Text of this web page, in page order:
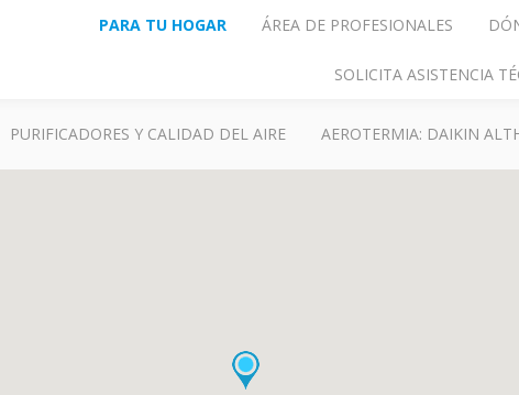
PARA TU HOGAR ÁREA DE PROFESIONALES
SOLICITA ASISTENCIA
PURIFICADORES Y CALIDAD DEL AIRE AEROTERMIA: DAIKIN